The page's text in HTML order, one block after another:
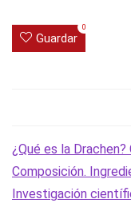
Guardar
0
¿Qué es la
Composición.
Investigación